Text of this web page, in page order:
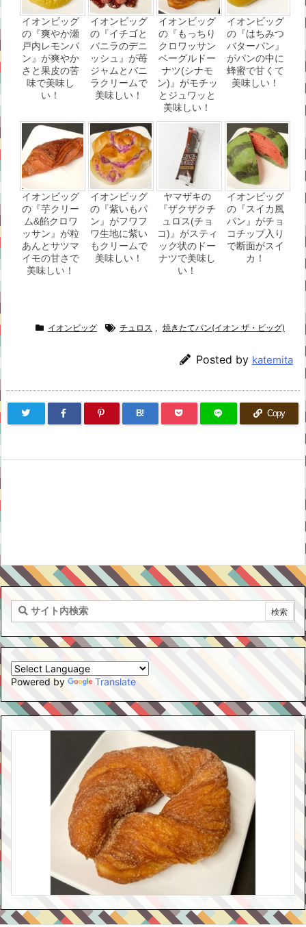
イオンビッグ
の『爽やか瀬
戸内レモンパ
ン』が爽やか
さと果皮の苦
味で美味し
い！
イオンビッグ
の『イチゴと
バニラのデニ
ッシュ』が苺
ジャムとバニ
ラクリームで
美味しい！
イオンビッグ
の『もっちり
クロワッサン
ベーグルドー
ナツ(シナモ
ン)』がモチッ
とジュワッと
美味しい！
イオンビッグ
の『はちみつ
バターパン』
がパンの中に
蜂蜜で甘くて
美味しい！
イオンビッグ
の『芋クリー
ム&餡クロワ
ッサン』が粒
あんとサツマ
イモの甘さで
美味しい！
イオンビッグ
の『紫いもパ
ン』がフワフ
ワ生地に紫い
もクリームで
美味しい！
ヤマザキの
『ザクザクチ
ュロス(チョ
コ)』がスティ
ック状のドー
ナツで美味し
い！
イオンビッグ
の『スイカ風
パン』がチョ
コチップ入り
で断面がスイ
カ！
イオンビッグ チュロス , 焼きたてパン(イオン ザ・ビッグ)
Posted by katemita
B! Copy
Powered by Translate